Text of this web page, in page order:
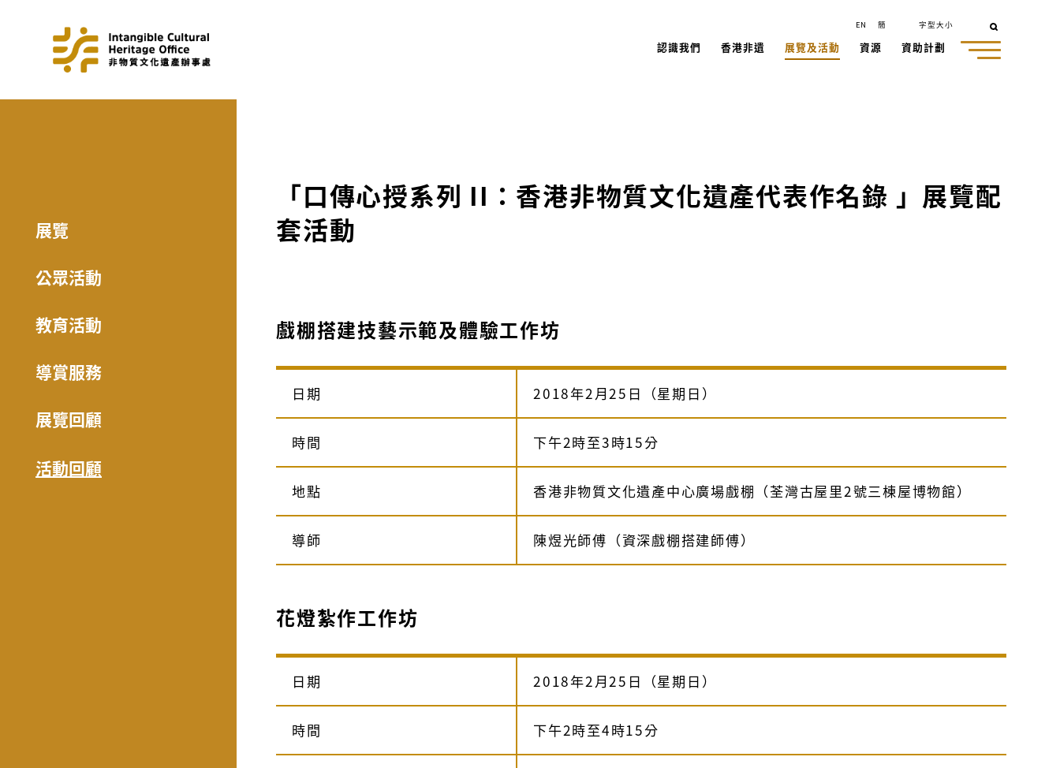
認識我們 香港非遺 展覽及活動 資源 資助計劃
EN 簡 字型大小
展覽
公眾活動
教育活動
導賞服務
展覽回顧
活動回顧
「口傳心授系列 II：香港非物質文化遺產代表作名錄 」展覽配
套活動
戲棚搭建技藝示範及體驗工作坊
日期 2018年2月25日（星期日）
時間 下午2時至3時15分
地點 香港非物質文化遺產中心廣場戲棚（荃灣古屋里2號三棟屋博物館）
導師 陳煜光師傅（資深戲棚搭建師傅）
花燈紮作工作坊
日期 2018年2月25日（星期日）
時間 下午2時至4時15分